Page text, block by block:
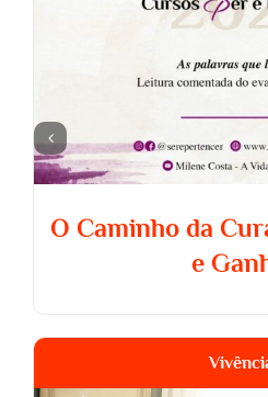
O Caminho da
e